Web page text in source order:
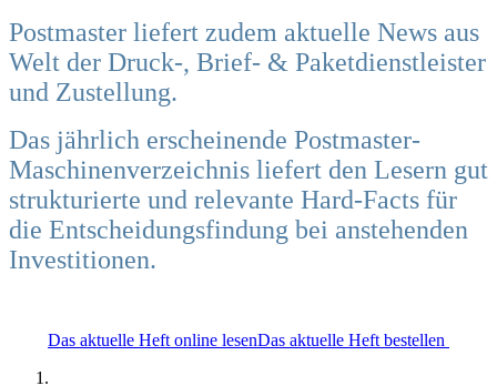
Postmaster liefert zudem aktuelle News aus
Welt der Druck-, Brief- & Paketdienstleister
und Zustellung.
Das jährlich erscheinende Postmaster-
Maschinenverzeichnis liefert den Lesern gut
strukturierte und relevante Hard-Facts für
die Entscheidungsfindung bei anstehenden
Investitionen.
Das aktuelle Heft online lesenDas aktuelle Heft bestellen